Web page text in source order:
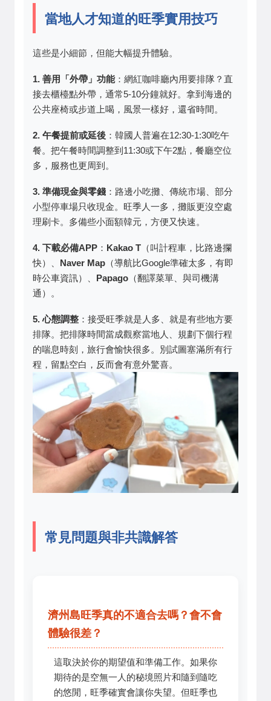
當地人才知道的旺季實用技巧
這些是小細節，但能大幅提升體驗。
1. 善用「外帶」功能：網紅咖啡廳內用要排隊？直
接去櫃檯點外帶，通常5-10分鐘就好。拿到海邊的
公共座椅或步道上喝，風景一樣好，還省時間。
2. 午餐提前或延後 ：韓國人普遍在12:30-1:30吃午
餐。把午餐時間調整到11:30或下午2點，餐廳空位
多，服務也更周到。
3. 準備現金與零錢 ：路邊小吃攤、傳統市場、部分
小型停車場只收現金。旺季人一多，攤販更沒空處
理刷卡。多備些小面額韓元，方便又快速。
4. 下載必備APP ： Kakao T （叫計程車，比路邊攔
快）、 Naver Map （導航比Google準確太多，有即
時公車資訊）、 Papago （翻譯菜單、與司機溝
通）。
5. 心態調整 ：接受旺季就是人多、就是有些地方要
排隊。把排隊時間當成觀察當地人、規劃下個行程
的喘息時刻，旅行會愉快很多。別試圖塞滿所有行
程，留點空白，反而會有意外驚喜。
常見問題與非共識解答
濟州島旺季真的不適合去嗎？會不會
體驗很差？
這取決於你的期望值和準備工作。如果你
期待的是空無一人的秘境照片和隨到隨吃
的悠閒，旺季確實會讓你失望。但旺季也